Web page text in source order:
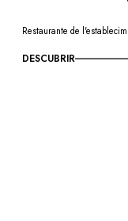
Restaurante de
DESCUBRIR